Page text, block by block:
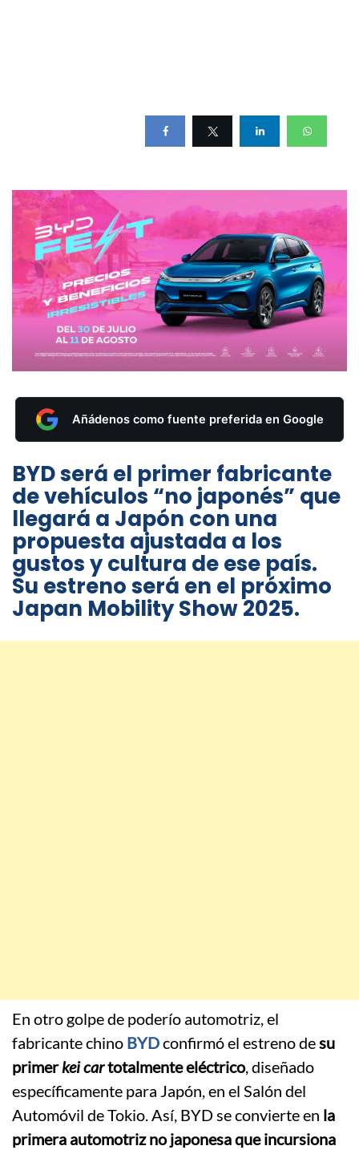
Añádenos como fuente preferida en Google
BYD será el primer fabricante
de vehículos “no japonés” que
llegará a Japón con una
propuesta ajustada a los
gustos y cultura de ese país.
Su estreno será en el próximo
Japan Mobility Show 2025.
En otro golpe de poderío automotriz, el
fabricante chino BYDconfirmó el estreno desu
primerkei cartotalmente eléctrico, diseñado
específicamente para Japón, en el Salón del
Automóvil de Tokio. Así, BYD se convierte en la
primera automotriz no japonesa que incursiona